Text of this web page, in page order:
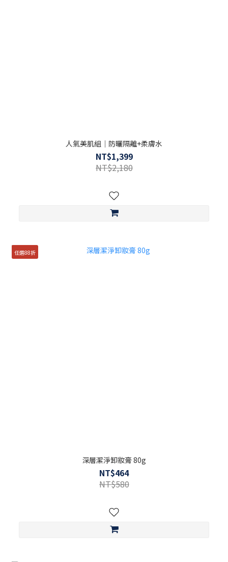
人氣美肌組｜防曬隔離+柔膚水
NT$1,399
NT$2,180
任選88折
深層潔淨卸妝膏 80g
NT$464
NT$580